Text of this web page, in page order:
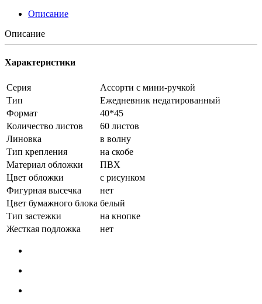
Описание
Описание
Характеристики
Серия
Ассорти с мини-ручкой
Тип
Ежедневник недатированный
Формат
40*45
Количество листов
60 листов
Линовка
в волну
Тип крепления
на скобе
Материал обложки
ПВХ
Цвет обложки
с рисунком
Фигурная высечка
нет
Цвет бумажного блока белый
Тип застежки
на кнопке
Жесткая подложка
нет